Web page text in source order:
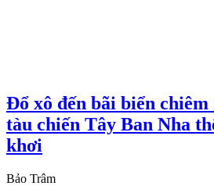
Đổ xô đến bãi biển chiêm
tàu chiến Tây Ban Nha
khơi
Bảo Trâm